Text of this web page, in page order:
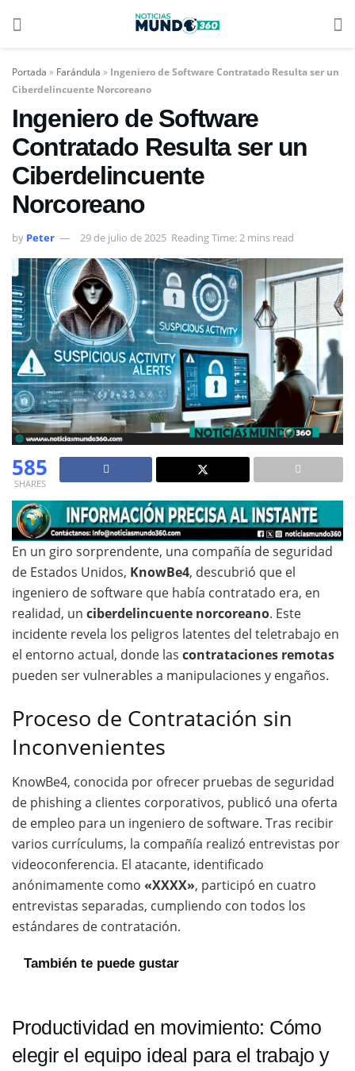
Portada » Farándula » Ingeniero de Software Contratado Resulta ser un
Ciberdelincuente Norcoreano
Ingeniero de Software
Contratado Resulta ser un
Ciberdelincuente
Norcoreano
by Peter 29 de julio de 2025 Reading Time: 2 mins read
585
SHARES
En un giro sorprendente, una compañía de seguridad
de Estados Unidos, KnowBe4, descubrió que el
ingeniero de software que había contratado era, en
realidad, un ciberdelincuente norcoreano. Este
incidente revela los peligros latentes del teletrabajo en
el entorno actual, donde las contrataciones remotas
pueden ser vulnerables a manipulaciones y engaños.
Proceso de Contratación sin
Inconvenientes
KnowBe4, conocida por ofrecer pruebas de seguridad
de phishing a clientes corporativos, publicó una oferta
de empleo para un ingeniero de software. Tras recibir
varios currículums, la compañía realizó entrevistas por
videoconferencia. El atacante, identificado
anónimamente como «XXXX», participó en cuatro
entrevistas separadas, cumpliendo con todos los
estándares de contratación.
También te puede gustar
Productividad en movimiento: Cómo
elegir el equipo ideal para el trabajo y